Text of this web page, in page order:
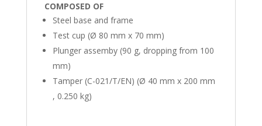
COMPOSED OF
Steel base and frame
Test cup (Ø 80 mm x 70 mm)
Plunger assemby (90 g, dropping from 100
mm)
Tamper (C-021/T/EN) (Ø 40 mm x 200 mm
, 0.250 kg)